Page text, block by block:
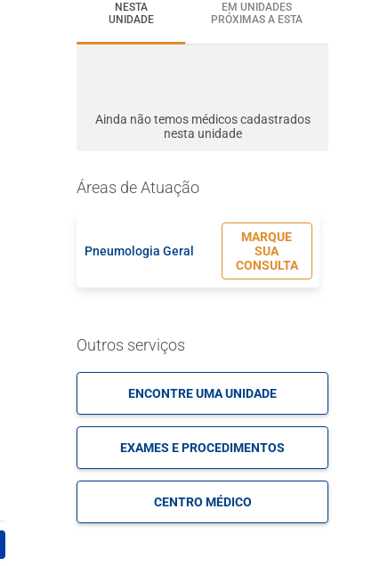
NESTA
UNIDADE
EM UNIDADES
PRÓXIMAS A ESTA
Ainda não temos médicos cadastrados
nesta unidade
Áreas de Atuação
Pneumologia Geral
MARQUE
SUA
CONSULTA
Outros serviços
ENCONTRE UMA UNIDADE
EXAMES E PROCEDIMENTOS
CENTRO MÉDICO